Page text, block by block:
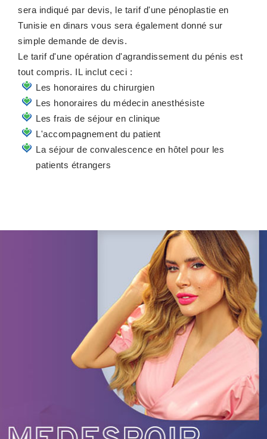
sera indiqué par devis, le tarif d'une pénoplastie en
Tunisie en dinars vous sera également donné sur
simple demande de devis.
Le tarif d'une opération d'agrandissement du pénis est
tout compris. IL inclut ceci :
Les honoraires du chirurgien
Les honoraires du médecin anesthésiste
Les frais de séjour en clinique
L'accompagnement du patient
La séjour de convalescence en hôtel pour les
patients étrangers